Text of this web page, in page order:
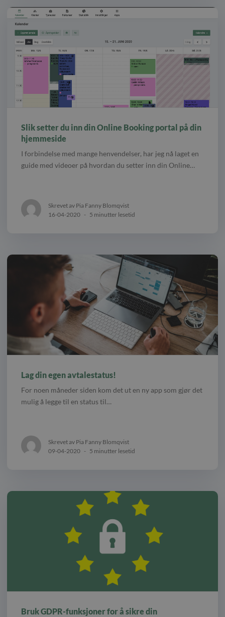
Slik setter du inn din Online Booking portal på din
hjemmeside
I forbindelse med mange henvendelser, har jeg nå laget en
guide med videoer på hvordan du setter inn din Online…
Skrevet av Pia Fanny Blomqvist
16-04-2020 - 5 minutter lesetid
Lag din egen avtalestatus!
For noen måneder siden kom det ut en ny app som gjør det
mulig å legge til en status til…
Skrevet av Pia Fanny Blomqvist
09-04-2020 - 5 minutter lesetid
Bruk GDPR-funksjoner for å sikre din